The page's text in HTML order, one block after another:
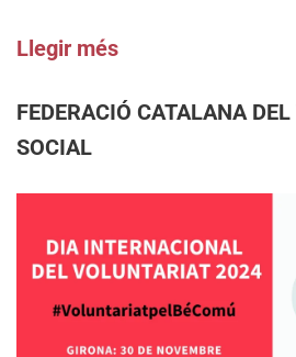
Llegir més
FEDERACIÓ CATALANA
SOCIAL